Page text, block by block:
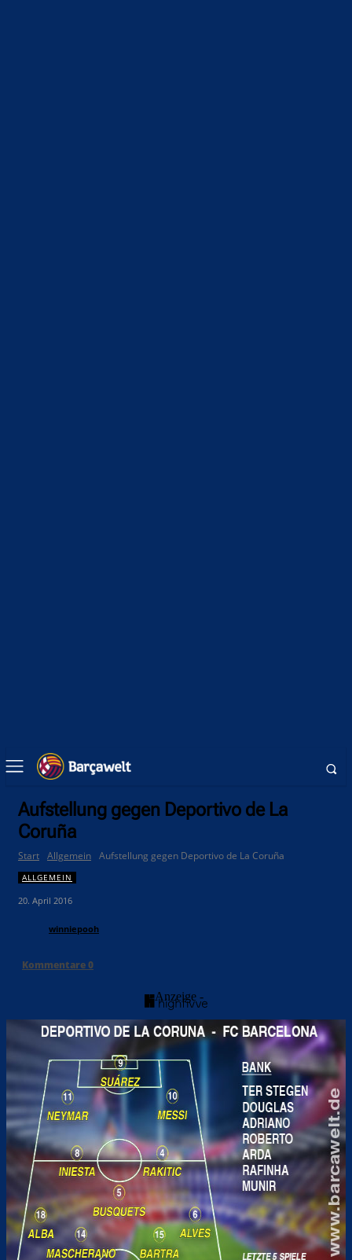
Aufstellung gegen Deportivo de La
Coruña
Start Allgemein Aufstellung gegen Deportivo de La Coruña
ALLGEMEIN
20. April 2016
winniepooh
Kommentare0
- Anzeige -